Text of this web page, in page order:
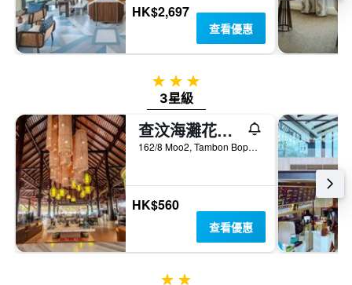
HK$2,697
查看優惠
3星級
3星級
查汶海灘花園度假村
162/8 Moo2, Tambon Bophut, 蘇梅島, 泰國
HK$560
查看優惠
2星級